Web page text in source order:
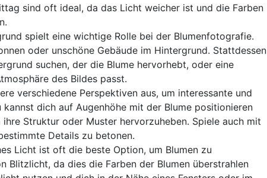
sind oft ideal, da das Licht weicher ist und die Farben
spielt eine wichtige Rolle bei der Blumenfotografie.
oder unschöne Gebäude im Hintergrund. Stattdessen
suchen, der die Blume hervorhebt, oder eine
des Bildes passt.
verschiedene Perspektiven aus, um interessante und
dich auf Augenhöhe mit der Blume positionieren
Struktur oder Muster hervorzuheben. Spiele auch mit
Details zu betonen.
Licht ist oft die beste Option, um Blumen zu
Blitzlicht, da dies die Farben der Blumen überstrahlen